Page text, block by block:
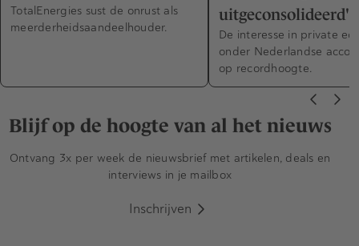
TotalEnergies sust de onrust als
meerderheidsaandeelhouder.
uitgeconsolideerd"
De interesse in private
onder Nederlandse
op recordhoogte.
Blijf op de hoogte van al het nieuws
Ontvang 3x per week de nieuwsbrief met artikelen, deals en
interviews in je mailbox
Inschrijven